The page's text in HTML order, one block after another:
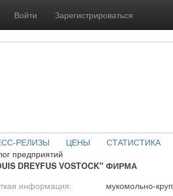
Войти Зарегистрироваться
РЕЛИЗЫ ЦЕНЫ СТАТИСТИКА
предприятий
DREYFUS VOSTOCK" ФИРМА
информация: мукомольно-